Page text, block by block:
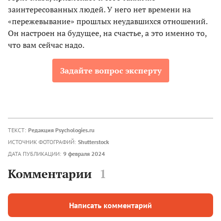
заинтересованных людей. У него нет времени на
«пережевывание» прошлых неудавшихся отношений.
Он настроен на будущее, на счастье, а это именно то,
что вам сейчас надо.
Задайте вопрос эксперту
ТЕКСТ: Редакция Psychologies.ru
ИСТОЧНИК ФОТОГРАФИЙ: Shutterstock
ДАТА ПУБЛИКАЦИИ: 9 февраля 2024
Комментарии 1
Написать комментарий